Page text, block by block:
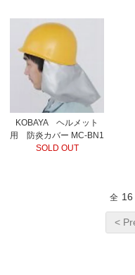
KOBAYA ヘルメット
用 防炎カバー MC-BN1
SOLD OUT
全 16
<